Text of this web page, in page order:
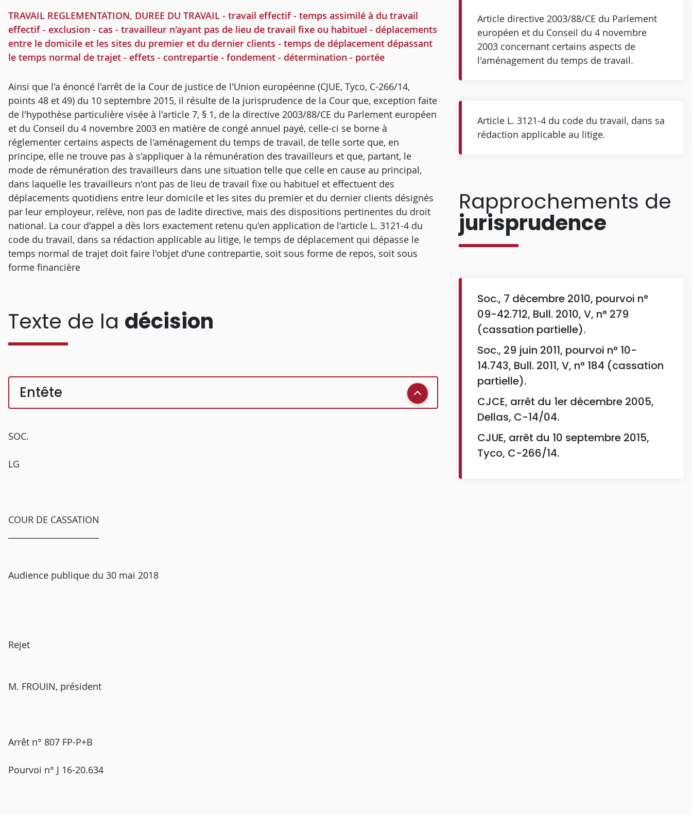
TRAVAIL REGLEMENTATION, DUREE DU TRAVAIL - travail effectif - temps assimilé à du travail
effectif - exclusion - cas - travailleur n'ayant pas de lieu de travail fixe ou habituel - déplacements
entre le domicile et les sites du premier et du dernier clients - temps de déplacement dépassant
le temps normal de trajet - effets - contrepartie - fondement - détermination - portée
Ainsi que l'a énoncé l'arrêt de la Cour de justice de l'Union européenne (CJUE, Tyco, C-266/14,
points 48 et 49) du 10 septembre 2015, il résulte de la jurisprudence de la Cour que, exception faite
de l'hypothèse particulière visée à l'article 7, § 1, de la directive 2003/88/CE du Parlement européen
et du Conseil du 4 novembre 2003 en matière de congé annuel payé, celle-ci se borne à
réglementer certains aspects de l'aménagement du temps de travail, de telle sorte que, en
principe, elle ne trouve pas à s'appliquer à la rémunération des travailleurs et que, partant, le
mode de rémunération des travailleurs dans une situation telle que celle en cause au principal,
dans laquelle les travailleurs n'ont pas de lieu de travail fixe ou habituel et effectuent des
déplacements quotidiens entre leur domicile et les sites du premier et du dernier clients désignés
par leur employeur, relève, non pas de ladite directive, mais des dispositions pertinentes du droit
national. La cour d'appel a dès lors exactement retenu qu'en application de l'article L. 3121-4 du
code du travail, dans sa rédaction applicable au litige, le temps de déplacement qui dépasse le
temps normal de trajet doit faire l'objet d'une contrepartie, soit sous forme de repos, soit sous
forme financière
Texte de la décision
Entête
SOC.
LG
COUR DE CASSATION
Audience publique du 30 mai 2018
Rejet
M. FROUIN, président
Arrêt n° 807 FP-P+B
Pourvoi n° J 16-20.634
Article directive 2003/88/CE du Parlement
européen et du Conseil du 4 novembre
2003 concernant certains aspects de
l'aménagement du temps de travail.
Article L. 3121-4 du code du travail, dans sa
rédaction applicable au litige.
Rapprochements de
jurisprudence
Soc., 7 décembre 2010, pourvoi n°
09-42.712, Bull. 2010, V, n° 279
(cassation partielle).
Soc., 29 juin 2011, pourvoi n° 10-
14.743, Bull. 2011, V, n° 184 (cassation
partielle).
CJCE, arrêt du 1er décembre 2005,
Dellas, C-14/04.
CJUE, arrêt du 10 septembre 2015,
Tyco, C-266/14.